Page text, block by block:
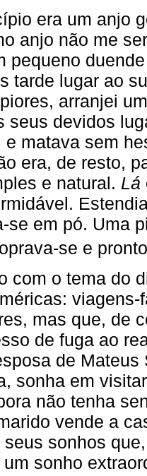
era um anjo
anjo não me
pequeno
tarde lugar ao
arranjei
seus devidos
e matava sem
era, de resto,
e natural. Lá
se em pó. Uma
se e
com o tema do
mas que, de
de fuga ao
de
sonha em
não tenha
vende a
sonhos
um sonho